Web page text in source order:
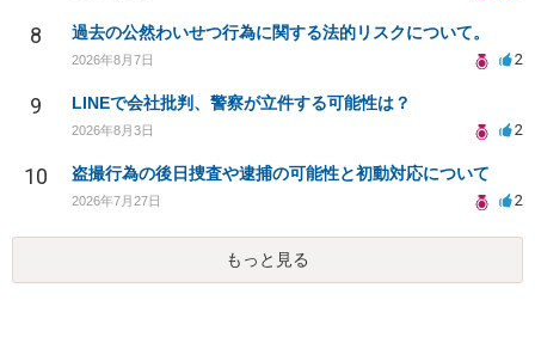
8 過去の公然わいせつ行為に関する法的リスクについて。
2026年8月7日 2
9 LINEで会社批判、警察が立件する可能性は？
2026年8月3日 2
10 盗撮行為の後日捜査や逮捕の可能性と初動対応について
2026年7月27日 2
もっと見る